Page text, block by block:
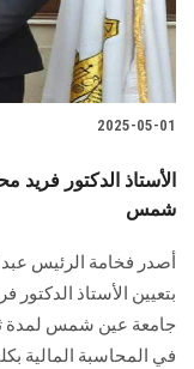
2025-05-01
الأستاذ الدكتور فريد
شمس
أصدر فخامة الرئيس
بتعيين الأستاذ الدكتور
جامعة عين شمس لمدة
في المحاسبة المالية